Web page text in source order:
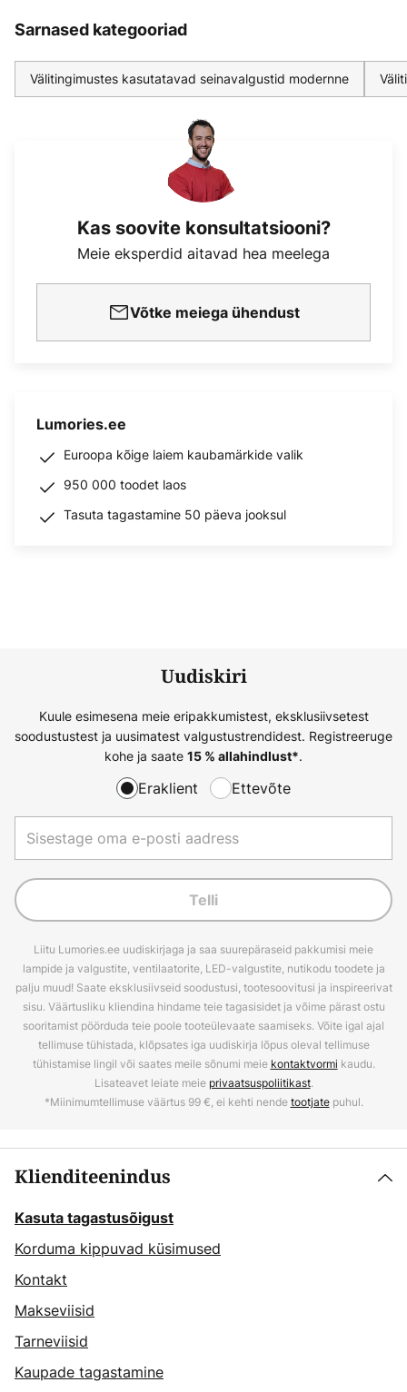
Sarnased kategooriad
Välitingimustes kasutatavad seinavalgustid modernne
Kas soovite konsultatsiooni?
Meie eksperdid aitavad hea meelega
Võtke meiega ühendust
Lumories.ee
Euroopa kõige laiem kaubamärkide valik
950 000 toodet laos
Tasuta tagastamine 50 päeva jooksul
Uudiskiri
Kuule esimesena meie eripakkumistest, eksklusiivsetest
soodustustest ja uusimatest valgustustrendidest. Registreeruge
kohe ja saate 15 % allahindlust*.
Eraklient Ettevõte
Telli
Liitu Lumories.ee uudiskirjaga ja saa suurepäraseid pakkumisi meie
lampide ja valgustite, ventilaatorite, LED-valgustite, nutikodu toodete ja
palju muud! Saate eksklusiivseid soodustusi, tootesoovitusi ja inspireerivat
sisu. Väärtusliku kliendina hindame teie tagasisidet ja võime pärast ostu
sooritamist pöörduda teie poole tooteülevaate saamiseks. Võite igal ajal
tellimuse tühistada, klõpsates iga uudiskirja lõpus oleval tellimuse
tühistamise lingil või saates meile sõnumi meie kontaktvormi kaudu.
Lisateavet leiate meie privaatsuspoliitikast.
*Miinimumtellimuse väärtus 99 €, ei kehti nendetootjatepuhul.
Klienditeenindus
Kasuta tagastusõigust
Korduma kippuvad küsimused
Kontakt
Makseviisid
Tarneviisid
Kaupade tagastamine